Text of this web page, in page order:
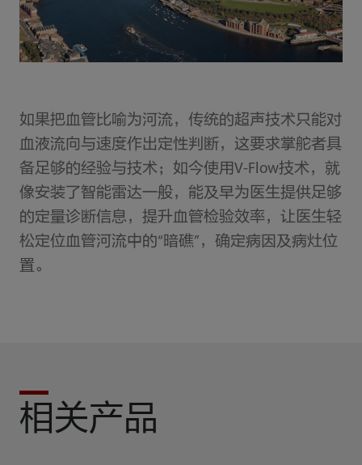
如果把血管比喻为河流，传统的超声技术只能对
血液流向与速度作出定性判断，这要求掌舵者具
备足够的经验与技术；如今使用V-Flow技术，就
像安装了智能雷达一般，能及早为医生提供足够
的定量诊断信息，提升血管检验效率，让医生轻
松定位血管河流中的“暗礁”，确定病因及病灶位
置。
相关产品